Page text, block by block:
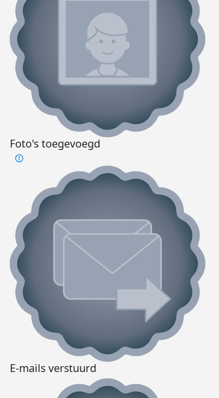
Foto's toegevoegd
E-mails verstuurd